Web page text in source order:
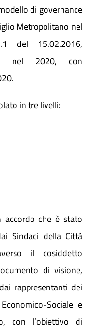
di governance
Metropolitano nel
del 15.02.2016,
nel 2020, con
in tre livelli:
accordo che è stato
Sindaci della Città
il cosiddetto
di visione,
rappresentanti dei
Sociale e
con l’obiettivo di